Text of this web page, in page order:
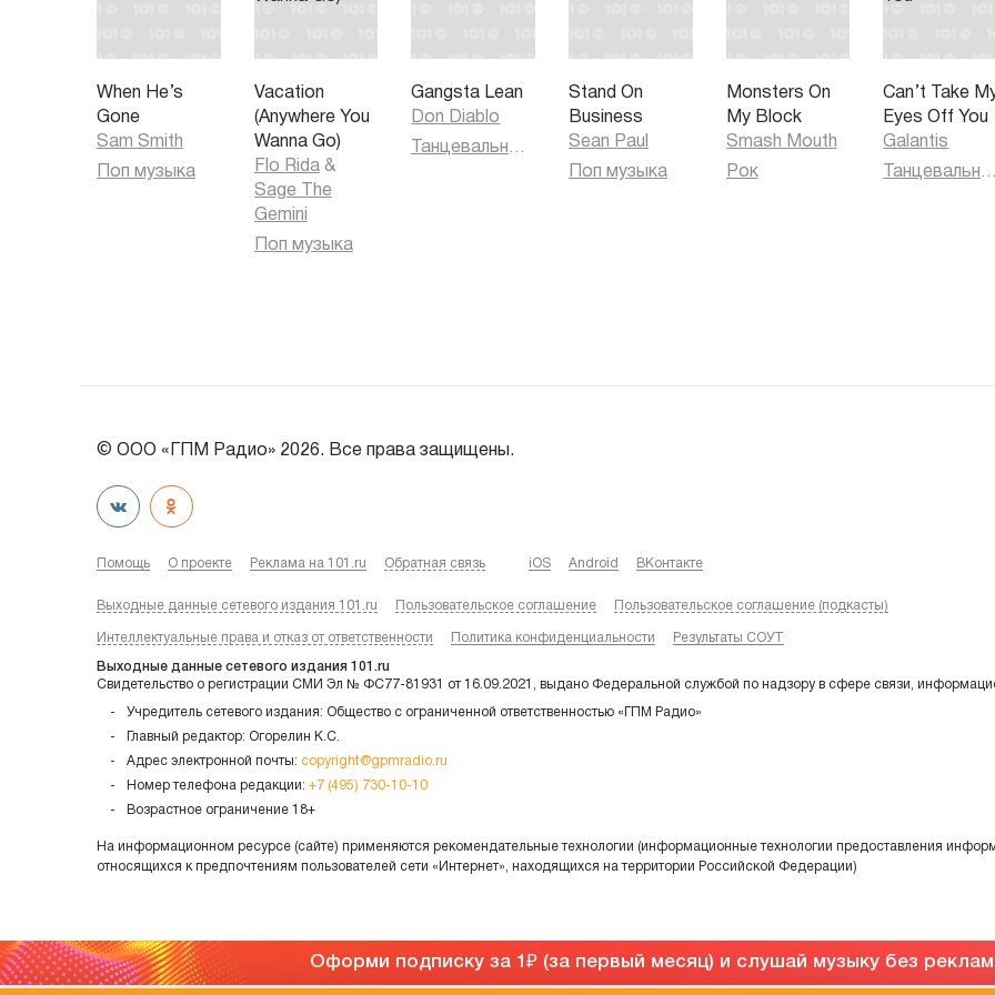
When He’s
Gone
Sam Smith
Поп музыка
Vacation
(Anywhere You
Wanna Go)
Flo Rida &
Sage The
Gemini
Поп музыка
Gangsta Lean
Don Diablo
Stand On
Business
Sean Paul
Поп музыка
Monsters On
My Block
Smash Mouth
Рок
Can’t Take
Eyes Off You
Galantis
© ООО «ГПМ Радио» 2026. Все права защищены.
Помощь О проекте Реклама на 101.ru Обратная связь iOS Android ВКонтакте
Выходные данные сетевого издания 101.ru Пользовательское соглашение Пользовательское соглашение (подкасты)
Интеллектуальные права и отказ от ответственности Политика конфиденциальности Результаты СОУТ
Выходные данные сетевого издания 101.ru
Свидетельство о регистрации СМИ Эл № ФС77-81931 от 16.09.2021, выдано Федеральной службой по надзору в сфере связи,
Учредитель сетевого издания: Общество с ограниченной ответственностью «ГПМ Радио»
Главный редактор: Огорелин К.С.
Адрес электронной почты: copyright@gpmradio.ru
Номер телефона редакции: +7 (495) 730-10-10
Возрастное ограничение 18+
На информационном ресурсе (сайте) применяются рекомендательные технологии (информационные технологии предоставления
относящихся к предпочтениям пользователей сети «Интернет», находящихся на территории Российской Федерации)
Оформи подписку за 1 (за первый месяц) и слушай музыку без